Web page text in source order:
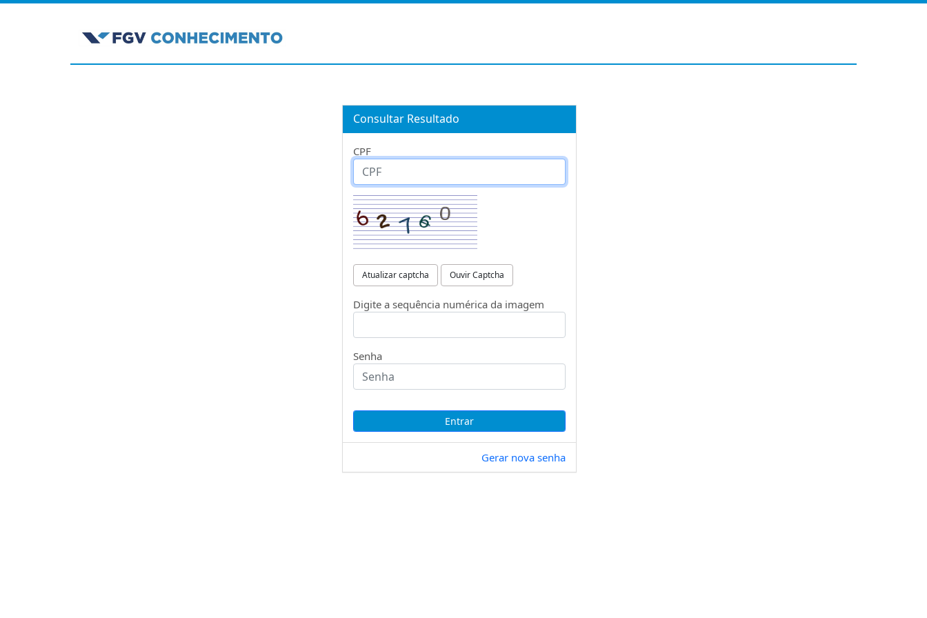
Consultar Resultado
CPF
Atualizar captcha Ouvir Captcha
Digite a sequência numérica da imagem
Senha
Gerar nova senha